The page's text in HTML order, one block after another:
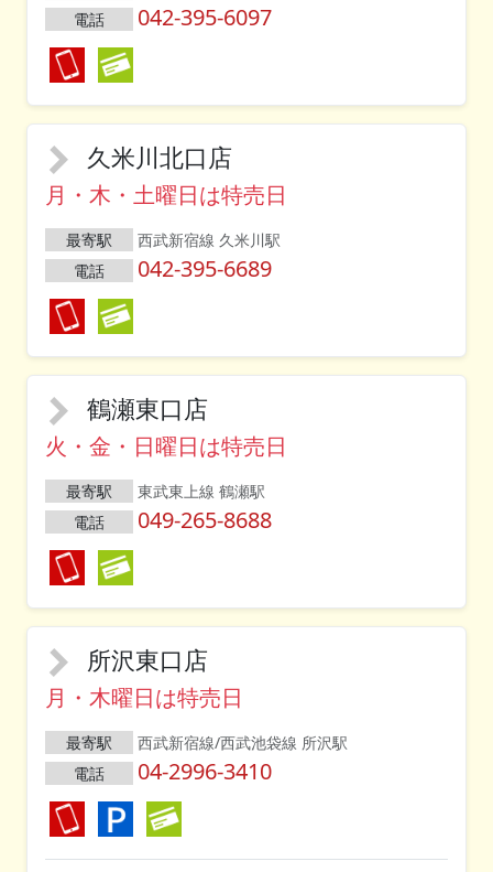
電話
042-395-6097
久米川北口店
月・木・土曜日は特売日
最寄駅
西武新宿線 久米川駅
電話
042-395-6689
鶴瀬東口店
火・金・日曜日は特売日
最寄駅
東武東上線 鶴瀬駅
電話
049-265-8688
所沢東口店
月・木曜日は特売日
最寄駅
西武新宿線/西武池袋線 所沢駅
電話
04-2996-3410